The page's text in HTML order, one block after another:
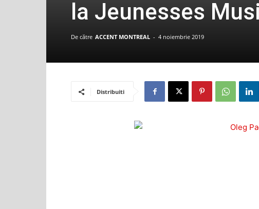
la Jeunesses
De către ACCENT MONTREAL - 4 noiembrie 2019
Distribuiti